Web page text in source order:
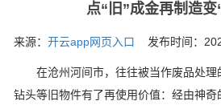
点“旧”成金再制造变
来源： 开云app网页入口 发布时间：
在沧州河间市，往往被当作废品处理
钻头等旧物件有了再使用价值：经由神